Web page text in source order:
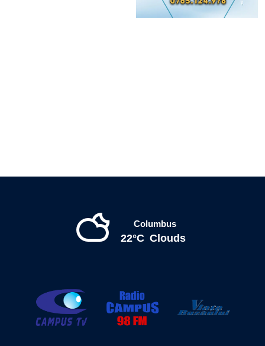
Columbus
22°C Clouds